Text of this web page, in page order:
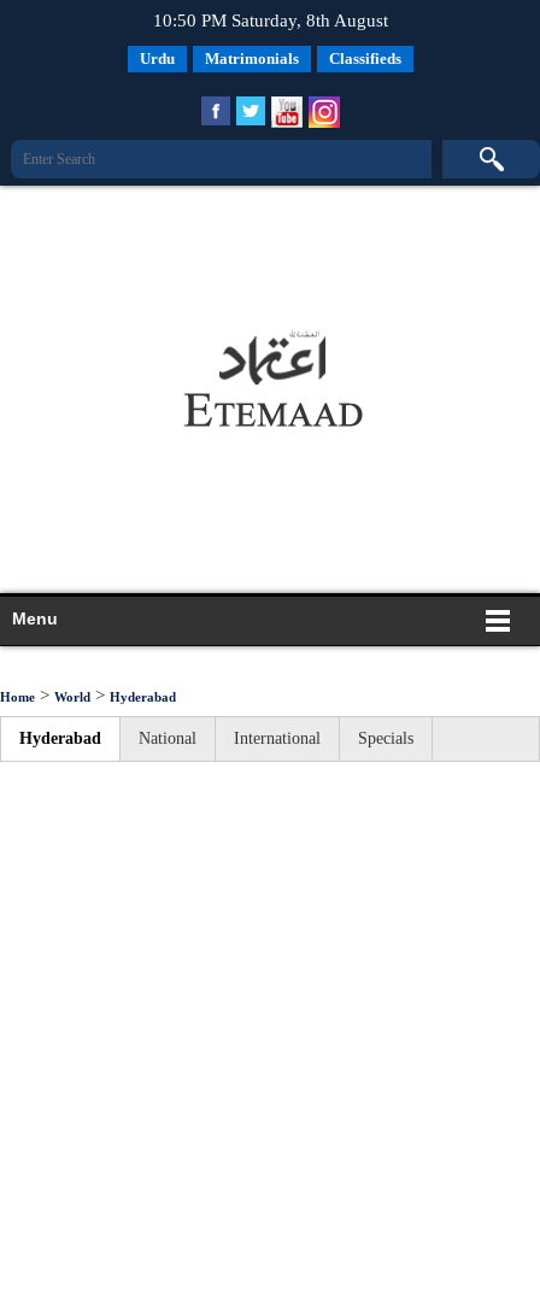
10:50 PM Saturday, 8th August
Urdu Matrimonials Classifieds
Menu
Home > World > Hyderabad
Hyderabad National International Specials